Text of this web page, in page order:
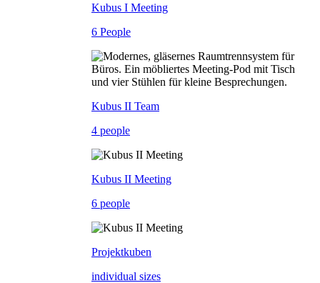
Kubus I Meeting
6 People
Kubus II Team
4 people
Kubus II Meeting
6 people
Projektkuben
individual sizes